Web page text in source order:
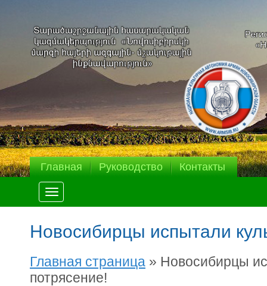
Главная Руководство Контакты
Меню
Новосибирцы испытали
Главная страница » Новосибирцы
потрясение!